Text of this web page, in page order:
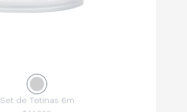
Set de Tetinas 6m